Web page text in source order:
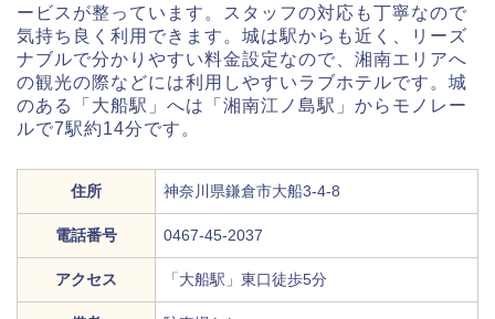
ービスが整っています。スタッフの対応も丁寧なので
気持ち良く利用できます。城は駅からも近く、リーズ
ナブルで分かりやすい料金設定なので、湘南エリアへ
の観光の際などには利用しやすいラブホテルです。城
のある「大船駅」へは「湘南江ノ島駅」からモノレー
ルで7駅約14分です。
住所 神奈川県鎌倉市大船3-4-8
電話番号 0467-45-2037
アクセス 「大船駅」東口徒歩5分